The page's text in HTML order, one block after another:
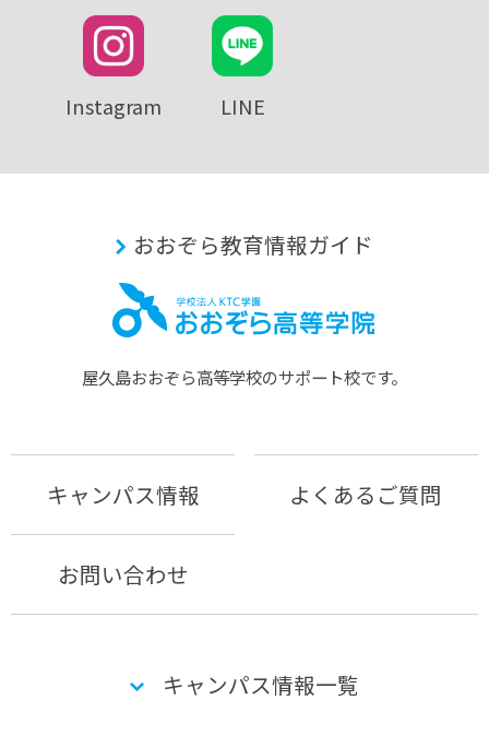
Instagram LINE
おおぞら教育情報ガイド
屋久島おおぞら⾼等学校のサポート校です。
キャンパス情報 よくあるご質問
お問い合わせ
キャンパス情報一覧